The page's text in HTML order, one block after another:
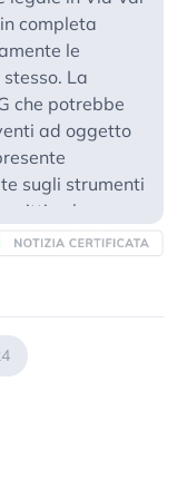
completa
le
La
che potrebbe
ad oggetto
sugli strumenti
nel
ad
rispettive
gli unici
strumenti
investitori di
prima di
al fine